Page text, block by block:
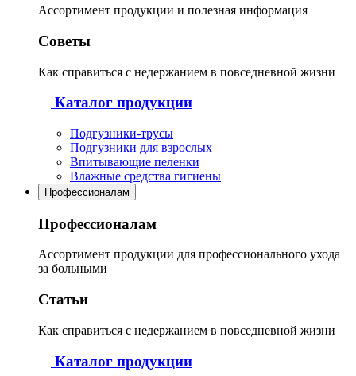
Ассортимент продукции и полезная информация
Советы
Как справиться с недержанием в повседневной жизни
Каталог продукции
Подгузники-трусы
Подгузники для взрослых
Впитывающие пеленки
Влажные средства гигиены
Профессионалам
Профессионалам
Ассортимент продукции для профессионального ухода
за больными
Статьи
Как справиться с недержанием в повседневной жизни
Каталог продукции